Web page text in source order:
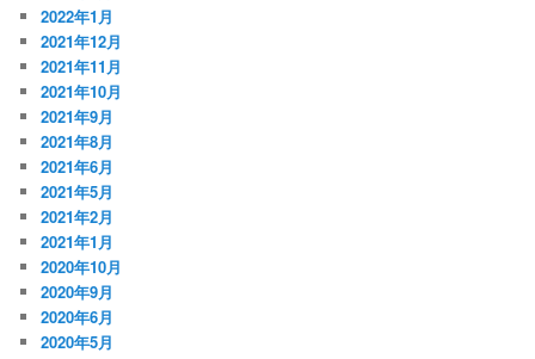
2022年1月
2021年12月
2021年11月
2021年10月
2021年9月
2021年8月
2021年6月
2021年5月
2021年2月
2021年1月
2020年10月
2020年9月
2020年6月
2020年5月